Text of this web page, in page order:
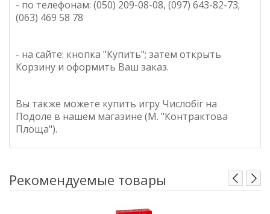
- по телефонам: (050) 209-08-08, (097) 643-82-73;
(063) 469 58 78
- на сайте: кнопка "Купить"; затем открыть
Корзину и оформить Ваш заказ.
Вы также можете купить игру Числобіг на
Подоле в нашем магазине (М. "Контрактова
Площа").
Рекомендуемые товары